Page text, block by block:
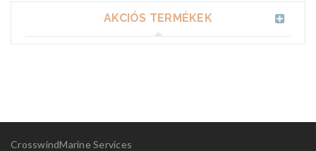
AKCIÓS TERMÉKEK
CrosswindMarine Services